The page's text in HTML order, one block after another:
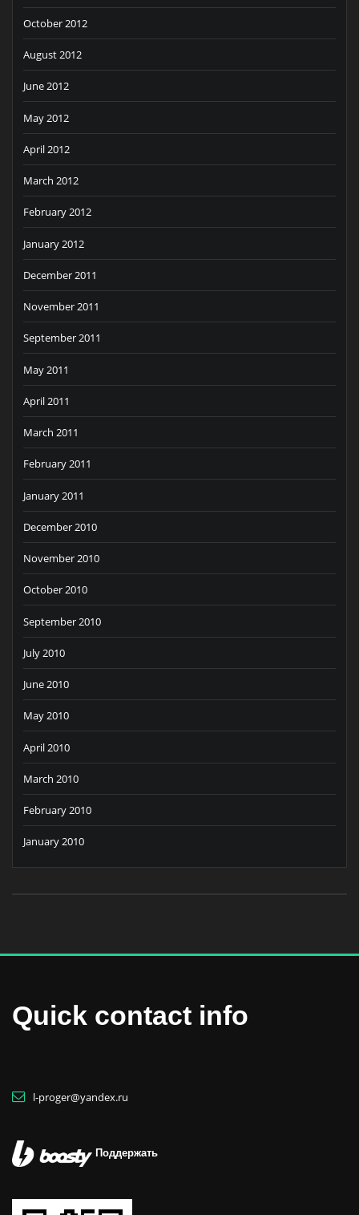
October 2012
August 2012
June 2012
May 2012
April 2012
March 2012
February 2012
January 2012
December 2011
November 2011
September 2011
May 2011
April 2011
March 2011
February 2011
January 2011
December 2010
November 2010
October 2010
September 2010
July 2010
June 2010
May 2010
April 2010
March 2010
February 2010
January 2010
Quick contact info
l-proger@yandex.ru
Поддержать